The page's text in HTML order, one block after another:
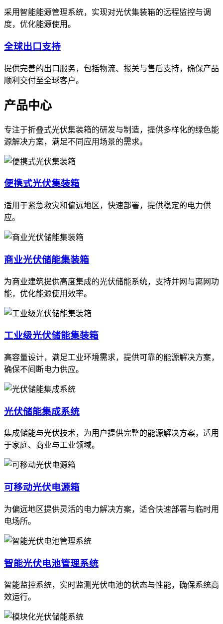
采用智能能源管理系统，实现对光伏集装箱的远程监控与调
度，优化能源使用。
全球出口支持
提供完善的出口服务，包括物流、报关与售后支持，确保产品
顺利交付至全球客户。
产品中心
专注于折叠式光伏集装箱的研发与制造，提供多样化的绿色能
源解决方案，满足不同应用场景的需求。
便携式光伏集装箱
适用于紧急救灾和偏远地区，快速部署，提供稳定的电力供
应。
商业光伏储能集装箱
为商业建筑提供高度集成的光伏储能系统，支持并网与离网功
能，优化能源使用效率。
工业级光伏储能集装箱
高容量设计，满足工业环境需求，提供可靠的能源解决方案，
确保不间断电力供应。
光伏储能集成系统
集成储能与光伏技术，为用户提供完整的能源解决方案，适用
于家庭、商业与工业领域。
可移动光伏电源箱
为偏远地区提供灵活的电力解决方案，适合快速部署与临时用
电场所。
智能光伏电池管理系统
智能监控系统，实时监测光伏电池的状态与性能，确保系统高
效运行。